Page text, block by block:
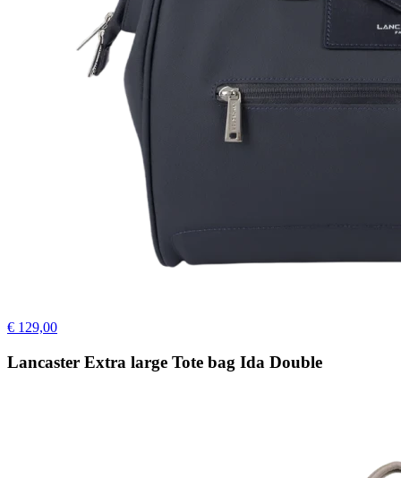
€ 129,00
Lancaster Extra large Tote bag Ida Double